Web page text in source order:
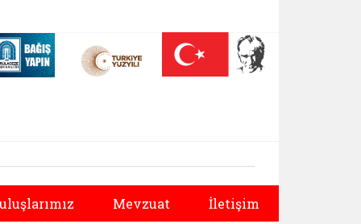
sekmede açılır)
On Yılı (yeni sekmede açılır)
Darülaceze bağış sayfası (yeni sekmede açılır)
Mevzuat İletişim
Sonraki